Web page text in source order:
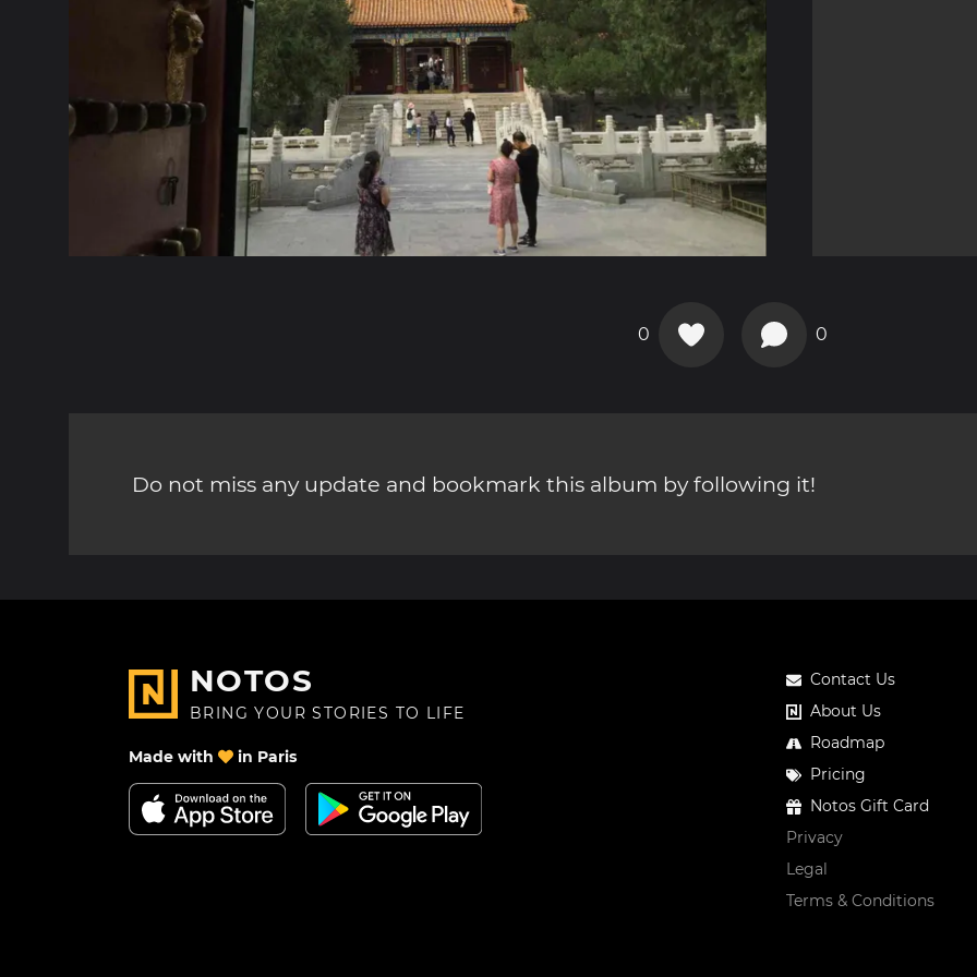
0 0
Do not miss any update and bookmark this album by following it!
NOTOS
BRING YOUR STORIES TO LIFE
Made with in Paris
Contact Us
About Us
Roadmap
Pricing
Notos Gift Card
Privacy
Legal
Terms & Conditions